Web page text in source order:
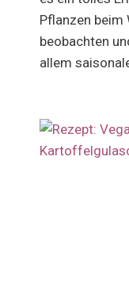
Pflanzen beim
beobachten
allem